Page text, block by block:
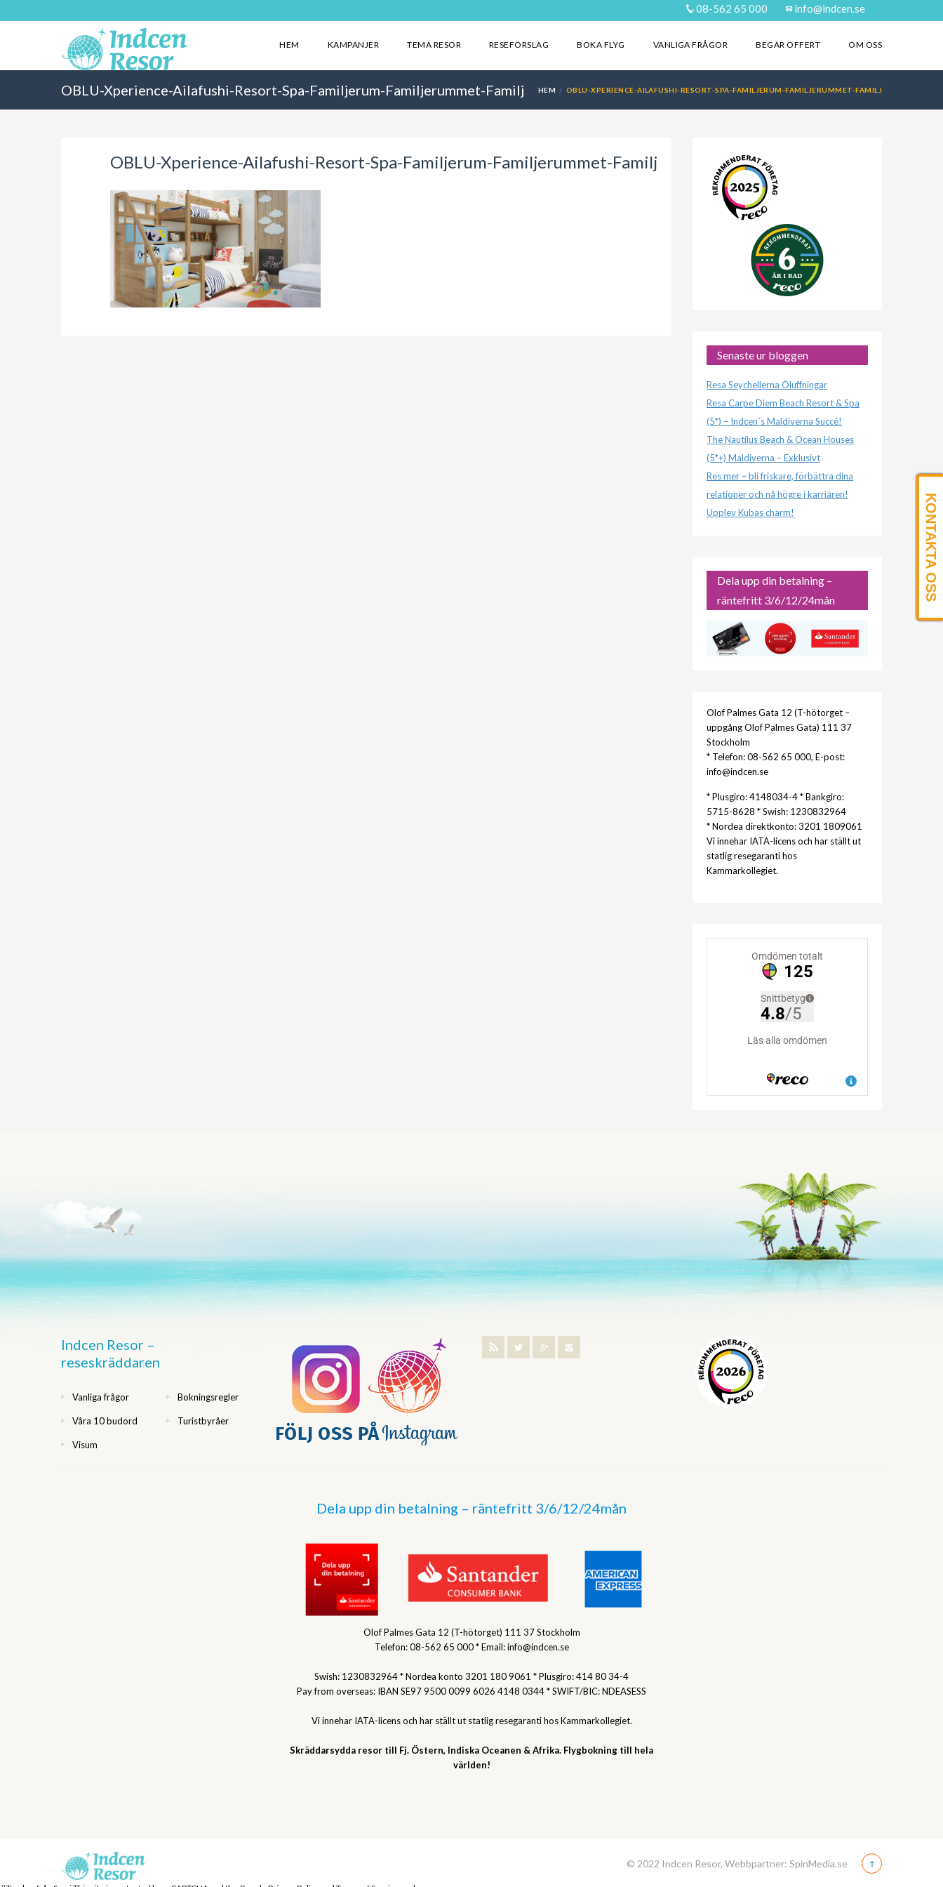
08-562 65 000 info@indcen.se
HEM KAMPANJER TEMA RESOR RESEFÖRSLAG BOKA FLYG VANLIGA FRÅGOR BEGÄR OFFERT OM OSS
OBLU-Xperience-Ailafushi-Resort-Spa-Familjerum-Familjerummet-Familj HEM OBLU-XPERIENCE-AILAFUSHI-RESORT-SPA-FAMILJERUM-FAMILJERUMMET-FAMILJ
OBLU-Xperience-Ailafushi-Resort-Spa-Familjerum-Familjerummet-Familj
Senaste ur bloggen
Resa Seychellerna Öluffningar
Resa Carpe Diem Beach Resort & Spa
(5*) – Indcen´s Maldiverna Succé!
The Nautilus Beach & Ocean Houses
(5*+) Maldiverna – Exklusivt
Res mer – bli friskare, förbättra dina
relationer och nå högre i karriären!
Upplev Kubas charm!
Dela upp din betalning –
räntefritt 3/6/12/24mån
Olof Palmes Gata 12 (T-hötorget –
uppgång Olof Palmes Gata) 111 37
Stockholm
* Telefon: 08-562 65 000, E-post:
info@indcen.se
* Plusgiro: 4148034-4 * Bankgiro:
5715-8628 * Swish: 1230832964
* Nordea direktkonto: 3201 1809061
Vi innehar IATA-licens och har ställt ut
statlig resegaranti hos
Kammarkollegiet.
Indcen Resor –
reseskräddaren
Vanliga frågor Bokningsregler
Våra 10 budord Turistbyråer
Visum
Dela upp din betalning – räntefritt 3/6/12/24mån
Olof Palmes Gata 12 (T-hötorget) 111 37 Stockholm
Telefon: 08-562 65 000 * Email: info@indcen.se
Swish: 1230832964 * Nordea konto 3201 180 9061 * Plusgiro: 414 80 34-4
Pay from overseas: IBAN SE97 9500 0099 6026 4148 0344 * SWIFT/BIC: NDEASESS
Vi innehar IATA-licens och har ställt ut statlig resegaranti hos Kammarkollegiet.
Skräddarsydda resor till Fj. Östern, Indiska Oceanen & Afrika. Flygbokning till hela
världen!
© 2022 Indcen Resor, Webbpartner: SpinMedia.se
KONTAKTA OSS